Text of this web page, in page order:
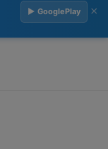
▶ GooglePlay ×